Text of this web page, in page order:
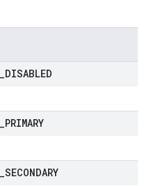
DISABLED
PRIMARY
SECONDARY